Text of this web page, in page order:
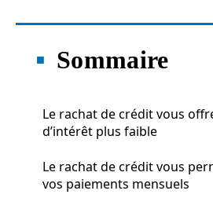
Sommaire
Le rachat de crédit vous
d’intérêt plus faible
Le rachat de crédit vous
vos paiements mensuels